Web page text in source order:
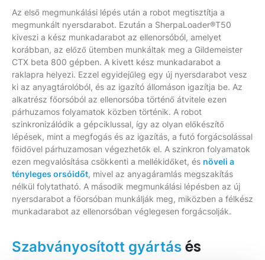
Az első megmunkálási lépés után a robot megtisztítja a
megmunkált nyersdarabot. Ezután a SherpaLoader®T50
kiveszi a kész munkadarabot az ellenorsóból, amelyet
korábban, az előző ütemben munkáltak meg a Gildemeister
CTX beta 800 gépben. A kivett kész munkadarabot a
raklapra helyezi. Ezzel egyidejűleg egy új nyersdarabot vesz
ki az anyagtárolóból, és az igazító állomáson igazítja be. Az
alkatrész főorsóból az ellenorsóba történő átvitele ezen
párhuzamos folyamatok közben történik. A robot
szinkronizálódik a gépciklussal, így az olyan előkészítő
lépések, mint a megfogás és az igazítás, a futó forgácsolással
főidővel párhuzamosan végezhetők el. A szinkron folyamatok
ezen megvalósítása csökkenti a mellékidőket, és növeli a
tényleges orsóidőt, mivel az anyagáramlás megszakítás
nélkül folytatható. A második megmunkálási lépésben az új
nyersdarabot a főorsóban munkálják meg, miközben a félkész
munkadarabot az ellenorsóban véglegesen forgácsolják.
Szabványosított gyártás és